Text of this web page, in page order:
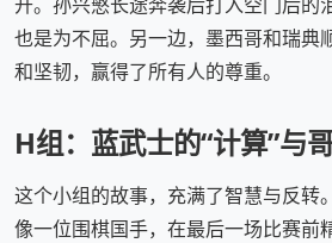
也是为不屈。另一边，墨西哥和瑞典
和坚韧，赢得了所有人的尊重。
H组：蓝武士的“计算”与
这个小组的故事，充满了智慧与反转
像一位围棋国手，在最后一场比赛前